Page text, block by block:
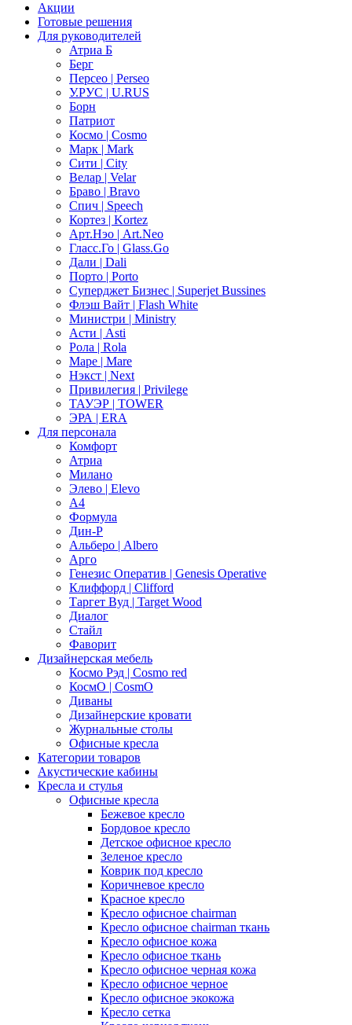
Акции
Готовые решения
Для руководителей
Атриа Б
Берг
Персео | Perseo
У.РУС | U.RUS
Борн
Патриот
Космо | Cosmo
Марк | Mark
Сити | City
Велар | Velar
Браво | Bravo
Спич | Speech
Кортез | Kortez
Арт.Нэо | Art.Neo
Гласс.Го | Glass.Go
Дали | Dali
Порто | Porto
Суперджет Бизнес | Superjet Bussines
Флэш Вайт | Flash White
Министри | Ministry
Асти | Asti
Рола | Rola
Маре | Mare
Нэкст | Next
Привилегия | Privilege
ТАУЭР | TOWER
ЭРА | ERA
Для персонала
Комфорт
Атриа
Милано
Элево | Elevo
А4
Формула
Дин-Р
Альберо | Albero
Арго
Генезис Оператив | Genesis Operative
Клиффорд | Clifford
Таргет Вуд | Target Wood
Диалог
Стайл
Фаворит
Дизайнерская мебель
Космо Рэд | Cosmo red
КосмО | CosmO
Диваны
Дизайнерские кровати
Журнальные столы
Офисные кресла
Категории товаров
Акустические кабины
Кресла и стулья
Офисные кресла
Бежевое кресло
Бордовое кресло
Детское офисное кресло
Зеленое кресло
Коврик под кресло
Коричневое кресло
Красное кресло
Кресло офисное chairman
Кресло офисное chairman ткань
Кресло офисное кожа
Кресло офисное ткань
Кресло офисное черная кожа
Кресло офисное черное
Кресло офисное экокожа
Кресло сетка